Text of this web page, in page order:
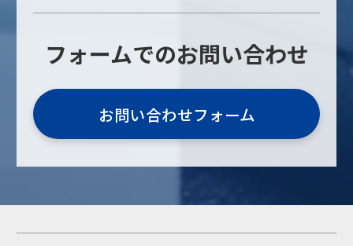
フォームでのお問い合わせ
お問い合わせフォーム